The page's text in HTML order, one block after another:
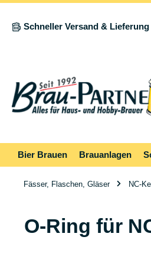
Schneller Versand & Lieferung
Bier Brauen Brauanlagen
Fässer, Flaschen, Gläser NC-
O-Ring für